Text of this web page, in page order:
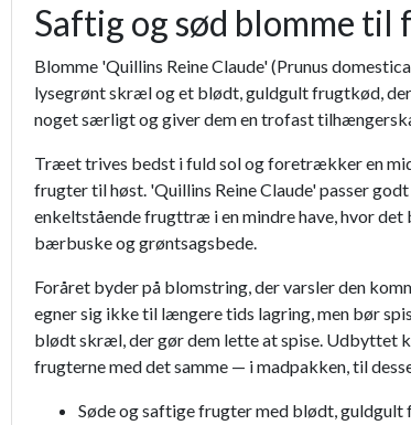
Saftig og sød blomme til
Blomme 'Quillins Reine Claude' (Prunus
lysegrønt skræl og et blødt, guldgult frugtkød,
noget særligt og giver dem en trofast
Træet trives bedst i fuld sol og foretrækker en
frugter til høst. 'Quillins Reine Claude' passer
enkeltstående frugttræ i en mindre have, hvor
bærbuske og grøntsagsbede.
Foråret byder på blomstring, der varsler den
egner sig ikke til længere tids lagring, men bør
blødt skræl, der gør dem lette at spise. Udbyttet
frugterne med det samme — i madpakken, til
Søde og saftige frugter med blødt,